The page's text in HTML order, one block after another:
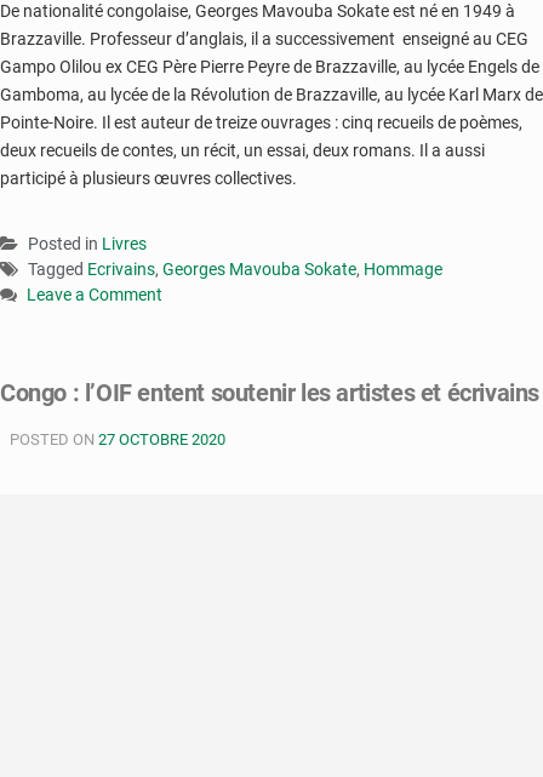
De nationalité congolaise, Georges Mavouba Sokate est né en 1949 à
Brazzaville. Professeur d’anglais, il a successivement enseigné au CEG
Gampo Olilou ex CEG Père Pierre Peyre de Brazzaville, au lycée Engels de
Gamboma, au lycée de la Révolution de Brazzaville, au lycée Karl Marx de
Pointe-Noire. Il est auteur de treize ouvrages : cinq recueils de poèmes,
deux recueils de contes, un récit, un essai, deux romans. Il a aussi
participé à plusieurs œuvres collectives.
Posted in Livres
Tagged Ecrivains, Georges Mavouba Sokate, Hommage
Leave a Comment
Georges
Sokate
Congo : l’OIF entent soutenir les artistes et écrivains
POSTED ON 27 OCTOBRE 2020